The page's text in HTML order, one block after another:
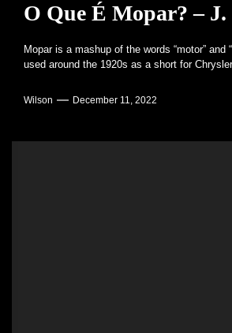
O Que É Mopar? – J.
Mopar is a mashup of the words “motor” and
used around the 1920s as a short for
Wilson December 11, 2022